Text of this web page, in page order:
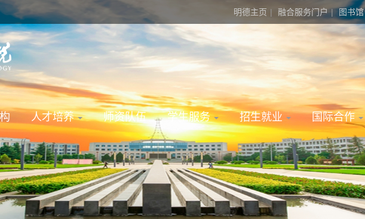
明德主页 | 融合服务门户 | 图书馆
人才培养 师资队伍 学生服务 招生就业 国际合作